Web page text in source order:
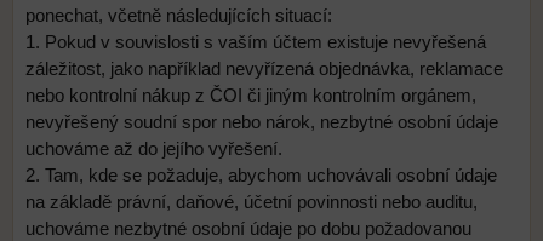
ponechat, včetně následujících situací:
1. Pokud v souvislosti s vaším účtem existuje nevyřešená
záležitost, jako například nevyřízená objednávka, reklamace
nebo kontrolní nákup z ČOI či jiným kontrolním orgánem,
nevyřešený soudní spor nebo nárok, nezbytné osobní údaje
uchováme až do jejího vyřešení.
2. Tam, kde se požaduje, abychom uchovávali osobní údaje
na základě právní, daňové, účetní povinnosti nebo auditu,
uchováme nezbytné osobní údaje po dobu požadovanou